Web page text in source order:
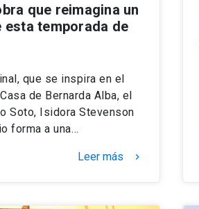
que reimagina un
esta temporada de
que se inspira en el
de Bernarda Alba, el
Soto, Isidora Stevenson
forma a una…
Leer más keyboard_arrow_right